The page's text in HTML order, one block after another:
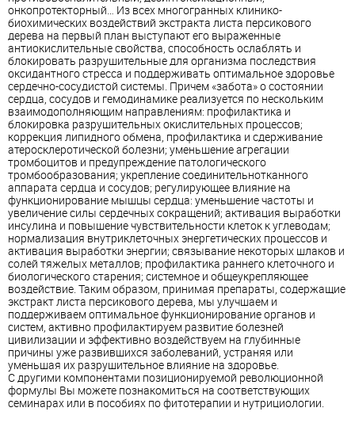
онкопротекторный… Из всех многогранных клинико-
биохимических воздействий экстракта листа персикового
дерева на первый план выступают его выраженные
антиокислительные свойства, способность ослаблять и
блокировать разрушительные для организма последствия
оксидантного стресса и поддерживать оптимальное здоровье
сердечно-сосудистой системы. Причем «забота» о состоянии
сердца, сосудов и гемодинамике реализуется по нескольким
взаимодополняющим направлениям: профилактика и
блокировка разрушительных окислительных процессов;
коррекция липидного обмена, профилактика и сдерживание
атеросклеротической болезни; уменьшение агрегации
тромбоцитов и предупреждение патологического
тромбообразования; укрепление соединительнотканного
аппарата сердца и сосудов; регулирующее влияние на
функционирование мышцы сердца: уменьшение частоты и
увеличение силы сердечных сокращений; активация выработки
инсулина и повышение чувствительности клеток к углеводам;
нормализация внутриклеточных энергетических процессов и
активация выработки энергии; связывание некоторых шлаков и
солей тяжелых металлов; профилактика раннего клеточного и
биологического старения; системное и общеукрепляющее
воздействие. Таким образом, принимая препараты, содержащие
экстракт листа персикового дерева, мы улучшаем и
поддерживаем оптимальное функционирование органов и
систем, активно профилактируем развитие болезней
цивилизации и эффективно воздействуем на глубинные
причины уже развившихся заболеваний, устраняя или
уменьшая их разрушительное влияние на здоровье.
С другими компонентами позиционируемой революционной
формулы Вы можете познакомиться на соответствующих
семинарах или в пособиях по фитотерапии и нутрициологии.